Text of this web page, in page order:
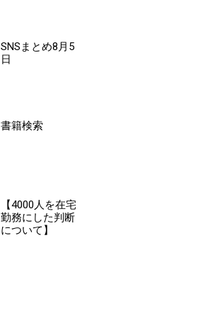
SNSまとめ8月5
日
書籍検索
【4000人を在宅
勤務にした判断
について】